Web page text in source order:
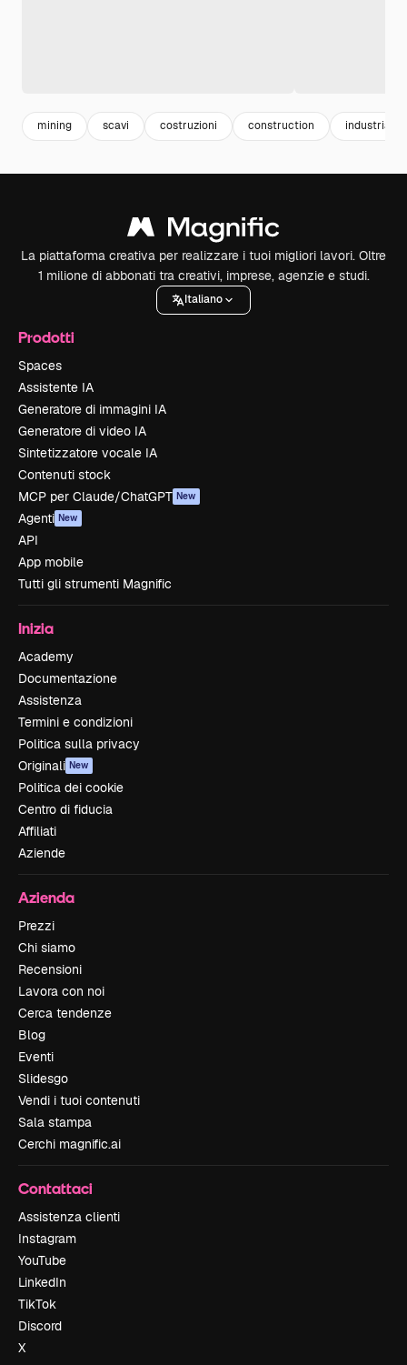
mining scavi costruzioni construction industria
La piattaforma creativa per realizzare i tuoi migliori lavori. Oltre
1 milione di abbonati tra creativi, imprese, agenzie e studi.
Italiano
Prodotti
Spaces
Assistente IA
Generatore di immagini IA
Generatore di video IA
Sintetizzatore vocale IA
Contenuti stock
MCP per Claude/ChatGPT New
Agenti New
API
App mobile
Tutti gli strumenti Magnific
Inizia
Academy
Documentazione
Assistenza
Termini e condizioni
Politica sulla privacy
Originali New
Politica dei cookie
Centro di fiducia
Affiliati
Aziende
Azienda
Prezzi
Chi siamo
Recensioni
Lavora con noi
Cerca tendenze
Blog
Eventi
Slidesgo
Vendi i tuoi contenuti
Sala stampa
Cerchi magnific.ai
Contattaci
Assistenza clienti
Instagram
YouTube
LinkedIn
TikTok
Discord
X